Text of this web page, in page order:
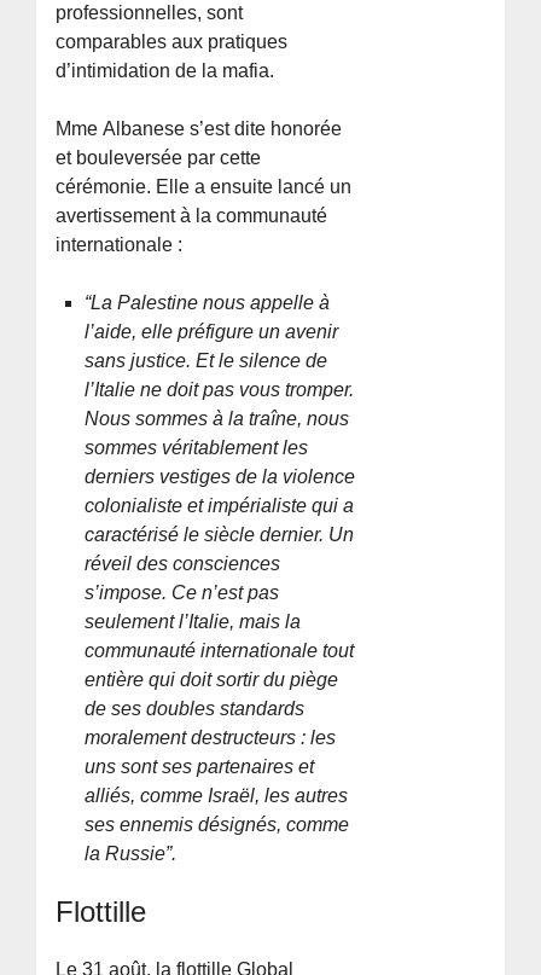
professionnelles, sont
comparables aux pratiques
d’intimidation de la mafia.
Mme Albanese s’est dite honorée
et bouleversée par cette
cérémonie. Elle a ensuite lancé un
avertissement à la communauté
internationale :
“La Palestine nous appelle à
l’aide, elle préfigure un avenir
sans justice. Et le silence de
l’Italie ne doit pas vous tromper.
Nous sommes à la traîne, nous
sommes véritablement les
derniers vestiges de la violence
colonialiste et impérialiste qui a
caractérisé le siècle dernier. Un
réveil des consciences
s’impose. Ce n’est pas
seulement l’Italie, mais la
communauté internationale tout
entière qui doit sortir du piège
de ses doubles standards
moralement destructeurs : les
uns sont ses partenaires et
alliés, comme Israël, les autres
ses ennemis désignés, comme
la Russie”.
Flottille
Le 31 août, la flottille Global